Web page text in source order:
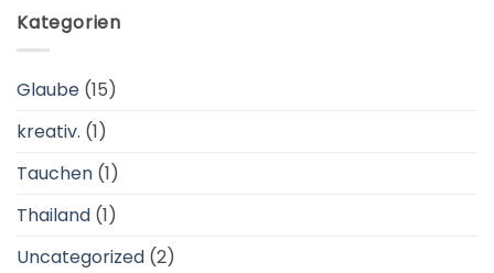
Kategorien
Glaube (15)
kreativ. (1)
Tauchen (1)
Thailand (1)
Uncategorized (2)